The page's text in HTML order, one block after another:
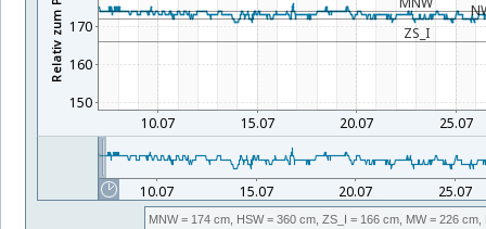
MNW= 174 cm, HSW= 360 cm, ZS_I = 166 cm, MW= 226 cm,